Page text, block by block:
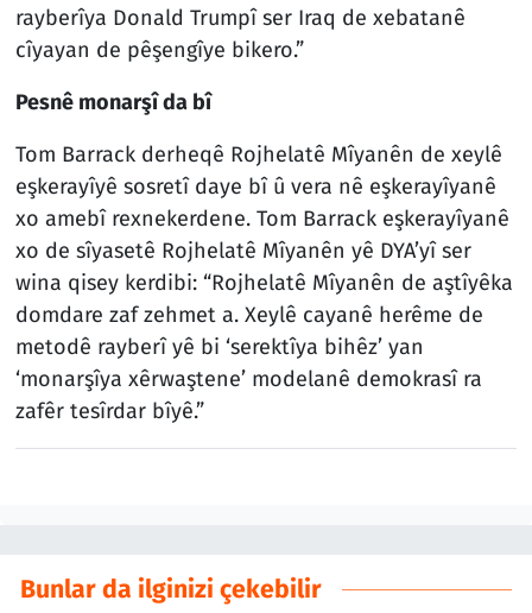
rayberîya Donald Trumpî ser Iraq de xebatanê
cîyayan de pêşengîye bikero.”
Pesnêmonarşîda bî
Tom Barrack derheqê Rojhelatê Mîyanên de xeylê
eşkerayîyê sosretî daye bî û vera nê eşkerayîyanê
xo amebî rexnekerdene. Tom Barrack eşkerayîyanê
xo de sîyasetê Rojhelatê Mîyanên yê DYA’yî ser
wina qisey kerdibi: “Rojhelatê Mîyanên de aştîyêka
domdare zaf zehmet a. Xeylê cayanê herême de
metodê rayberî yê bi ‘serektîya bihêz’ yan
‘monarşîya xêrwaştene’ modelanê demokrasî ra
zafêr tesîrdar bîyê.”
Bunlar da ilginizi çekebilir